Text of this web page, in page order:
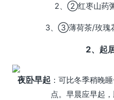
2、②红枣山药粥
3、③薄荷茶/玫瑰
2、起
夜卧早起 ：可比冬季稍晚
点。早晨应早起，